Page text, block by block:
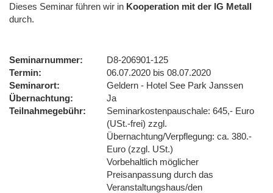
Dieses Seminar führen wir in Kooperation mit der IG Metall
durch.
Seminarnummer
D8-206901-125
Termin
06.07.2020 bis 08.07.2020
Seminarort
Geldern - Hotel See Park Janssen
Übernachtung
Ja
Teilnahmegebühr
Seminarkostenpauschale: 645,- Euro
(USt.-frei) zzgl.
Übernachtung/Verpflegung: ca. 380.-
Euro (zzgl. USt.)
Vorbehaltlich möglicher
Preisanpassung durch das
Veranstaltungshaus/den